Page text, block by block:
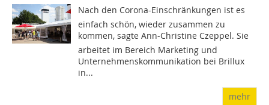
Nach den Corona-Einschränkungen ist es
einfach schön, wieder zusammen zu
kommen, sagte Ann-Christine Czeppel. Sie
arbeitet im Bereich Marketing und
Unternehmenskommunikation bei Brillux
in...
mehr